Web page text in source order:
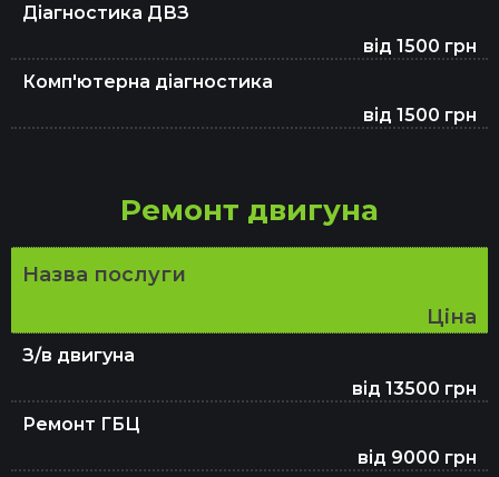
Регулювання розвал-сходження
Діагностика та ремонт кермової рейки
Ремонт стартерів
Діагностика ДВЗ
від 1500 грн
Комп'ютерна діагностика
від 1500 грн
Ремонт двигуна
Назва послуги
Ціна
З/в двигуна
від 13500 грн
Ремонт ГБЦ
від 9000 грн